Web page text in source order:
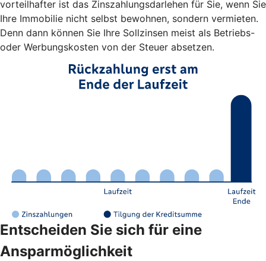
vorteilhafter ist das Zinszahlungsdarlehen für Sie, wenn Sie
Ihre Immobilie nicht selbst bewohnen, sondern vermieten.
Denn dann können Sie Ihre Sollzinsen meist als Betriebs-
oder Werbungskosten von der Steuer absetzen.
Entscheiden Sie sich für eine
Ansparmöglichkeit